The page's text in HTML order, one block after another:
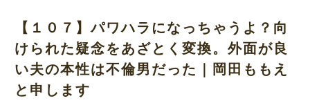
【１０７】パワハラになっちゃうよ？向
けられた疑念をあざとく変換。外面が良
い夫の本性は不倫男だった｜岡田ももえ
と申します